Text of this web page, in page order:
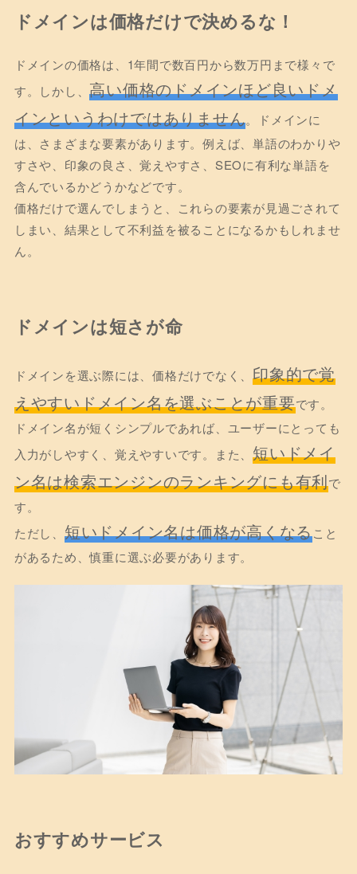
ドメインは価格だけで決めるな！
ドメインの価格は、1年間で数百円から数万円まで様々で
す。しかし、高い価格のドメインほど良いドメ
インというわけではありません。ドメインに
は、さまざまな要素があります。例えば、単語のわかりや
すさや、印象の良さ、覚えやすさ、SEOに有利な単語を
含んでいるかどうかなどです。
価格だけで選んでしまうと、これらの要素が見過ごされて
しまい、結果として不利益を被ることになるかもしれませ
ん。
ドメインは短さが命
ドメインを選ぶ際には、価格だけでなく、印象的で覚
えやすいドメイン名を選ぶことが重要です。
ドメイン名が短くシンプルであれば、ユーザーにとっても
入力がしやすく、覚えやすいです。また、短いドメイ
ン名は検索エンジンのランキングにも有利で
す。
ただし、 短いドメイン名は価格が高くなること
があるため、慎重に選ぶ必要があります。
おすすめサービス